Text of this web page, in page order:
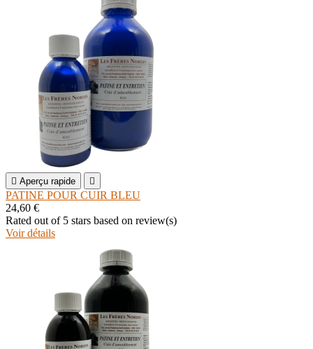
 Aperçu rapide 
PATINE POUR CUIR BLEU
24,60 €
Rated out of 5 stars based on review(s)
Voir détails